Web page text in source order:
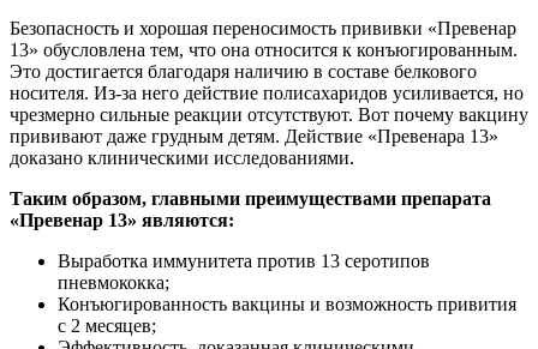
Безопасность и хорошая переносимость прививки «Превенар
13» обусловлена тем, что она относится к конъюгированным.
Это достигается благодаря наличию в составе белкового
носителя. Из-за него действие полисахаридов усиливается, но
чрезмерно сильные реакции отсутствуют. Вот почему вакцину
прививают даже грудным детям. Действие «Превенара 13»
доказано клиническими исследованиями.
Таким образом, главными преимуществами препарата
«Превенар 13» являются:
Выработка иммунитета против 13 серотипов
пневмококка;
Конъюгированность вакцины и возможность привития
с 2 месяцев;